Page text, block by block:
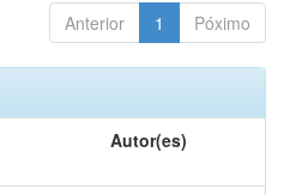
Anterior 1 Póximo
Autor(es)